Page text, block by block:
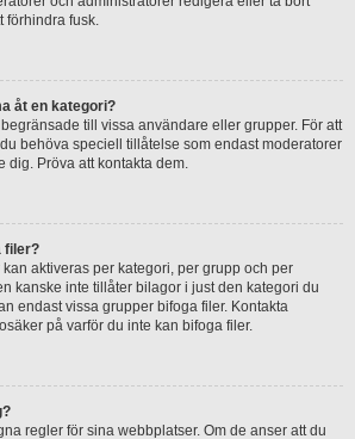
förhindra fusk.
åt en kategori?
till vissa användare eller grupper. För att
behöva speciell tillåtelse som endast moderatorer
dig. Pröva att kontakta dem.
filer?
aktiveras per kategori, per grupp och per
kanske inte tillåter bilagor i just den kategori du
endast vissa grupper bifoga filer. Kontakta
på varför du inte kan bifoga filer.
regler för sina webbplatser. Om de anser att du